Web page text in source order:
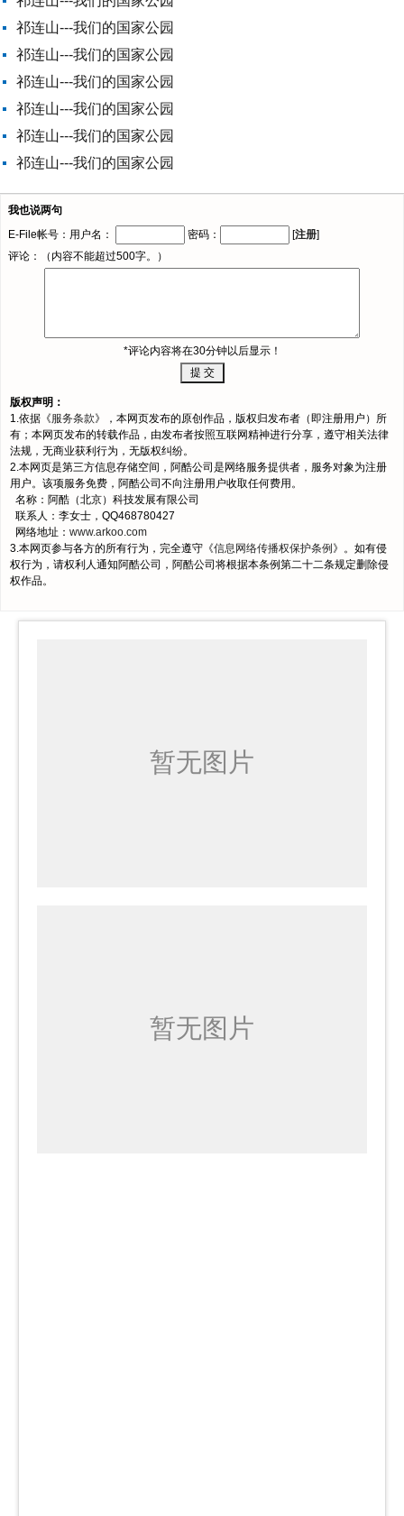
祁连山---我们的国家公园
祁连山---我们的国家公园
祁连山---我们的国家公园
祁连山---我们的国家公园
祁连山---我们的国家公园
祁连山---我们的国家公园
我也说两句
E-File帐号：用户名：
密码： [注册]
评论：（内容不能超过500字。）
*评论内容将在30分钟以后显示！
版权声明：
1.依据《服务条款》，本网页发布的原创作品，版权归发布者（即注册用户）所
有；本网页发布的转载作品，由发布者按照互联网精神进行分享，遵守相关法律
法规，无商业获利行为，无版权纠纷。
2.本网页是第三方信息存储空间，阿酷公司是网络服务提供者，服务对象为注册
用户。该项服务免费，阿酷公司不向注册用户收取任何费用。
名称：阿酷（北京）科技发展有限公司
联系人：李女士，QQ468780427
网络地址： www.arkoo.com
3.本网页参与各方的所有行为，完全遵守《信息网络传播权保护条例 》。如有侵
权行为，请权利人通知阿酷公司，阿酷公司将根据本条例第二十二条规定删除侵
权作品。